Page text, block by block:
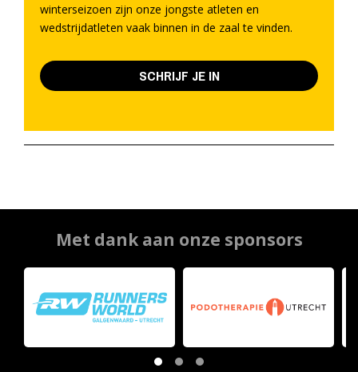
winterseizoen zijn onze jongste atleten en
wedstrijdatleten vaak binnen in de zaal te vinden.
SCHRIJF JE IN
Met dank aan onze sponsors